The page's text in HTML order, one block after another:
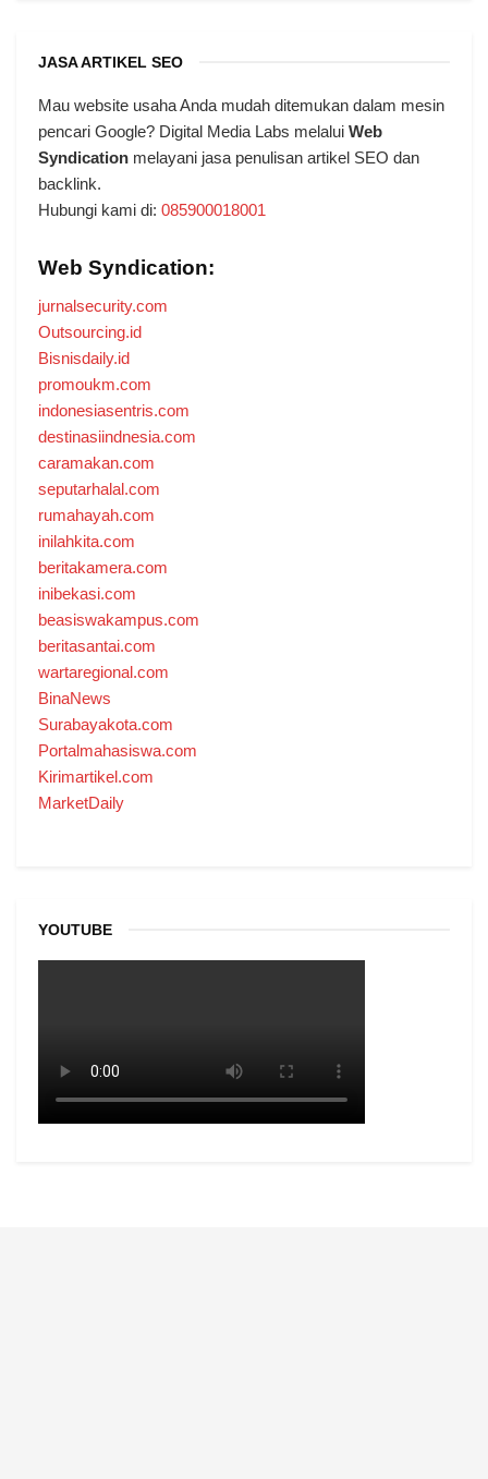
JASA ARTIKEL SEO
Mau website usaha Anda mudah ditemukan dalam mesin
pencari Google? Digital Media Labs melalui Web
Syndication melayani jasa penulisan artikel SEO dan
backlink.
Hubungi kami di: 085900018001
Web Syndication:
jurnalsecurity.com
Outsourcing.id
Bisnisdaily.id
promoukm.com
indonesiasentris.com
destinasiindnesia.com
caramakan.com
seputarhalal.com
rumahayah.com
inilahkita.com
beritakamera.com
inibekasi.com
beasiswakampus.com
beritasantai.com
wartaregional.com
BinaNews
Surabayakota.com
Portalmahasiswa.com
Kirimartikel.com
MarketDaily
YOUTUBE